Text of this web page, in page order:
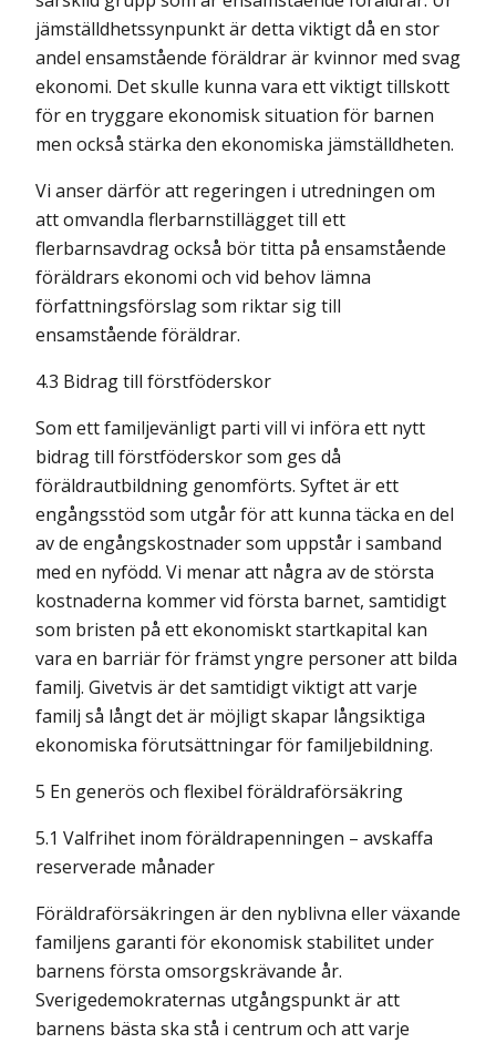
jämställdhetssynpunkt är detta viktigt då en stor
andel ensamstående föräldrar är kvinnor med svag
ekonomi. Det skulle kunna vara ett viktigt tillskott
för en tryggare ekonomisk situation för barnen
men också stärka den ekonomiska jämställdheten.
Vi anser därför att regeringen i utredningen om
att omvandla flerbarnstillägget till ett
flerbarnsavdrag också bör titta på ensamstående
föräldrars ekonomi och vid behov lämna
författningsförslag som riktar sig till
ensamstående föräldrar.
4.3 Bidrag till förstföderskor
Som ett familjevänligt parti vill vi införa ett nytt
bidrag till förstföderskor som ges då
föräldrautbildning genomförts. Syftet är ett
engångsstöd som utgår för att kunna täcka en del
av de engångskostnader som uppstår i samband
med en nyfödd. Vi menar att några av de största
kostnaderna kommer vid första barnet, samtidigt
som bristen på ett ekonomiskt startkapital kan
vara en barriär för främst yngre personer att bilda
familj. Givetvis är det samtidigt viktigt att varje
familj så långt det är möjligt skapar långsiktiga
ekonomiska förutsättningar för familjebildning.
5 En generös och flexibel föräldraförsäkring
5.1 Valfrihet inom föräldrapenningen – avskaffa
reserverade månader
Föräldraförsäkringen är den nyblivna eller växande
familjens garanti för ekonomisk stabilitet under
barnens första omsorgskrävande år.
Sverigedemokraternas utgångspunkt är att
barnens bästa ska stå i centrum och att varje